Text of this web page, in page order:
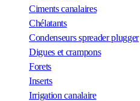
Ciments canalaires
Chélatants
Condenseurs spreader plugger
Digues et crampons
Forets
Inserts
Irrigation canalaire